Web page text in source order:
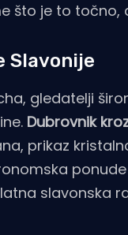
što je to točno,
Slavonije
gledatelji
Dubrovnik
prikaz
slavonska